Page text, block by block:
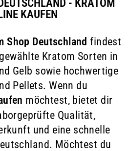
- KRATOM
KAUFEN
Shop Deutschland findest
Kratom Sorten in
Gelb sowie hochwertige
Pellets. Wenn du
möchtest, bietet dir
Qualität,
und eine schnelle
Möchtest du